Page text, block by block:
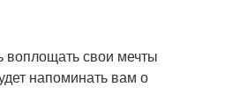
воплощать свои мечты
напоминать вам о